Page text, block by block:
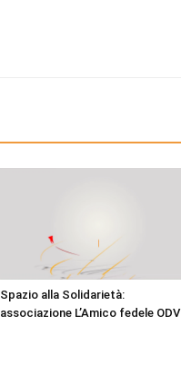
Spazio alla Solidarietà:
associazione L’Amico fedele ODV